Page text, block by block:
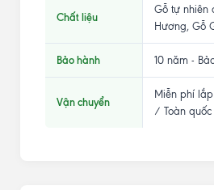
Chất liệu
Gỗ tự nhiên
Hương, Gỗ
Bảo hành 10 năm -
Vận chuyển
Miễn phí
/ Toàn quốc